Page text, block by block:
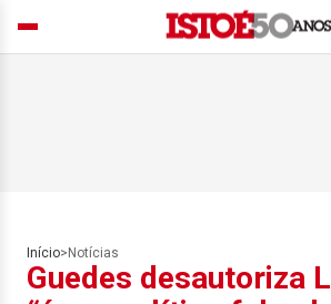
Início> Notícias
Guedes desautoriza